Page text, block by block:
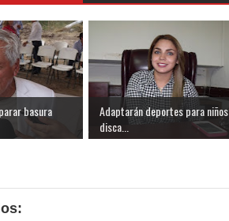
basura
Adaptarán deportes para niños
disca...